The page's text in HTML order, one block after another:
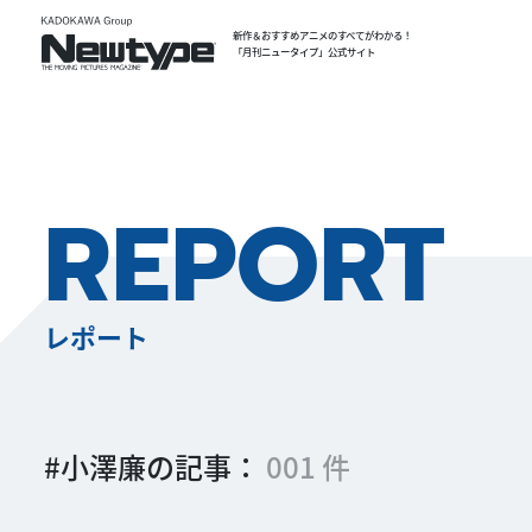
新作＆おすすめアニメのすべてがわかる！
「月刊ニュータイプ」公式サイト
REPORT
レポート
#小澤廉の記事： 001 件